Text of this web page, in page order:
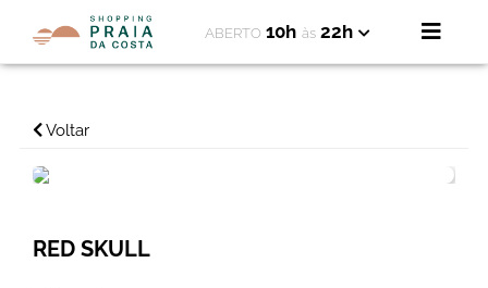
ABERTO 10h às 22h
Voltar
RED SKULL